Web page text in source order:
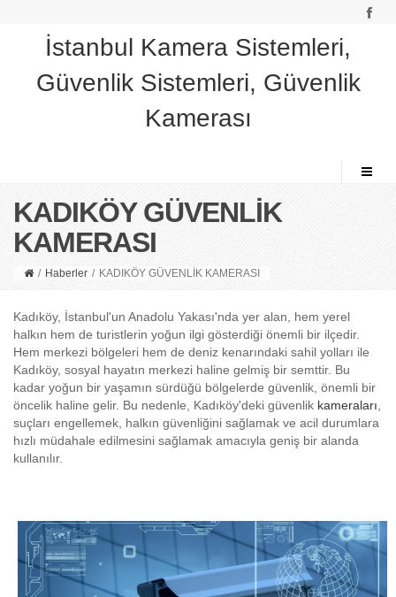
İstanbul Kamera Sistemleri,
Güvenlik Sistemleri, Güvenlik
Kamerası
KADIKÖY GÜVENLİK
KAMERASI
/ Haberler / KADIKÖY GÜVENLİK KAMERASI
Kadıköy, İstanbul'un Anadolu Yakası'nda yer alan, hem yerel
halkın hem de turistlerin yoğun ilgi gösterdiği önemli bir ilçedir.
Hem merkezi bölgeleri hem de deniz kenarındaki sahil yolları ile
Kadıköy, sosyal hayatın merkezi haline gelmiş bir semttir. Bu
kadar yoğun bir yaşamın sürdüğü bölgelerde güvenlik, önemli bir
öncelik haline gelir. Bu nedenle, Kadıköy'deki güvenlik kameraları
suçları engellemek, halkın güvenliğini sağlamak ve acil durumlara
hızlı müdahale edilmesini sağlamak amacıyla geniş bir alanda
kullanılır.